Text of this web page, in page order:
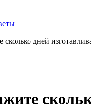
дней